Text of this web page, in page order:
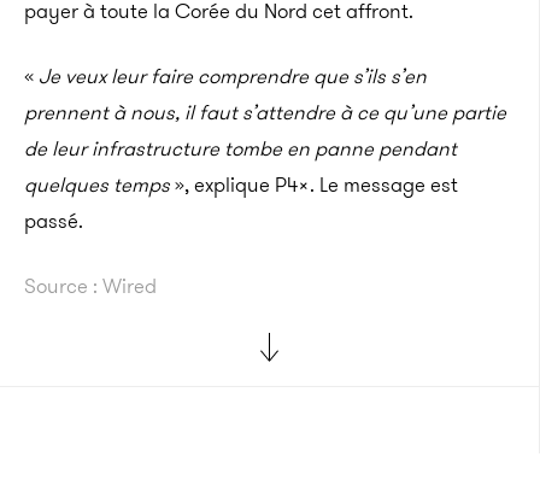
payer à toute la Corée du Nord cet affront.
« Je veux leur faire comprendre que s’ils s’en
prennent à nous, il faut s’attendre à ce qu’une partie
de leur infrastructure tombe en panne pendant
quelques temps», explique P4x. Le message est
passé.
Source : Wired